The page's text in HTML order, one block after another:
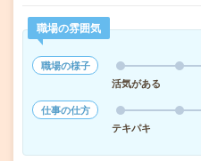
職場の雰囲気
職場の様子
活気がある
仕事の仕方
テキパキ